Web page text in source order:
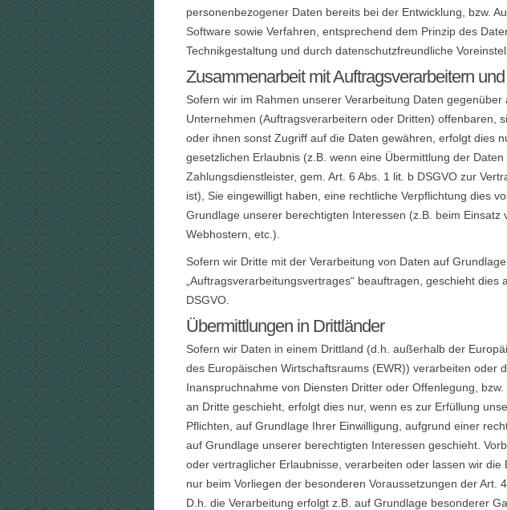
personenbezogener Daten bereits bei der Entwicklung, bzw.
Software sowie Verfahren, entsprechend dem Prinzip des
Technikgestaltung und durch datenschutzfreundliche
Zusammenarbeit mit Auftragsverarbeitern
Sofern wir im Rahmen unserer Verarbeitung Daten gegenüber
Unternehmen (Auftragsverarbeitern oder Dritten) offenbaren,
oder ihnen sonst Zugriff auf die Daten gewähren, erfolgt dies
gesetzlichen Erlaubnis (z.B. wenn eine Übermittlung der
Zahlungsdienstleister, gem. Art. 6 Abs. 1 lit. b DSGVO zur
ist), Sie eingewilligt haben, eine rechtliche Verpflichtung dies
Grundlage unserer berechtigten Interessen (z.B. beim Einsatz
Webhostern, etc.).
Sofern wir Dritte mit der Verarbeitung von Daten auf Grundlage
„Auftragsverarbeitungsvertrages“ beauftragen, geschieht dies
DSGVO.
Übermittlungen in Drittländer
Sofern wir Daten in einem Drittland (d.h. außerhalb der
des Europäischen Wirtschaftsraums (EWR)) verarbeiten oder
Inanspruchnahme von Diensten Dritter oder Offenlegung,
an Dritte geschieht, erfolgt dies nur, wenn es zur Erfüllung
Pflichten, auf Grundlage Ihrer Einwilligung, aufgrund einer
auf Grundlage unserer berechtigten Interessen geschieht.
oder vertraglicher Erlaubnisse, verarbeiten oder lassen wir die
nur beim Vorliegen der besonderen Voraussetzungen der Art.
D.h. die Verarbeitung erfolgt z.B. auf Grundlage besonderer